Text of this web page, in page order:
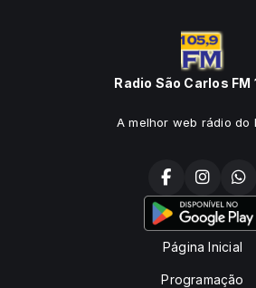
Radio São Carlos FM
A melhor web rádio do
Página Inicial
Programação